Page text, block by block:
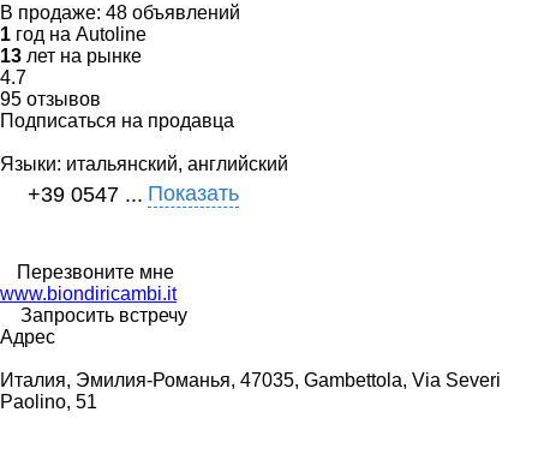
В продаже: 48 объявлений
1 год на Autoline
13 лет на рынке
4.7
95 отзывов
Подписаться на продавца
Языки: итальянский, английский
+39 0547 ... Показать
Перезвоните мне
www.biondiricambi.it
Запросить встречу
Адрес
Италия, Эмилия-Романья, 47035, Gambettola, Via Severi
Paolino, 51